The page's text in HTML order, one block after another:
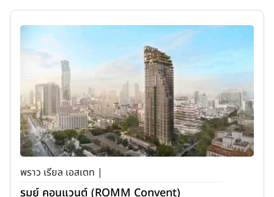
พราว เรียล เอสเตท |
รมย์ คอนแวนต์ (ROMM Convent)